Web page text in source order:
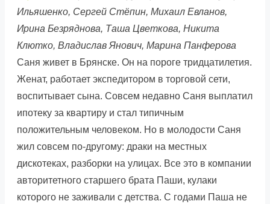
Ильяшенко, Сергей Стёпин, Михаил Евланов,
Ирина Безряднова, Таша Цветкова, Никита
Клютко, Владислав Янович, Марина Панферова
Саня живет в Брянске. Он на пороге тридцатилетия.
Женат, работает экспедитором в торговой сети,
воспитывает сына. Совсем недавно Саня выплатил
ипотеку за квартиру и стал типичным
положительным человеком. Но в молодости Саня
жил совсем по-другому: драки на местных
дискотеках, разборки на улицах. Все это в компании
авторитетного старшего брата Паши, кулаки
которого не заживали с детства. С годами Паша не